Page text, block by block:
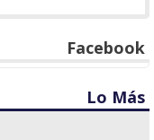
Facebook
Lo Más